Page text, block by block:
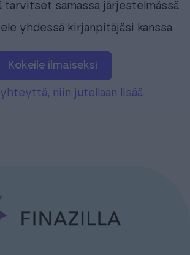
tarvitset samassa järjestelmässä
yhdessä kirjanpitäjäsi kanssa
Kokeile ilmaiseksi
yhteyttä, niin jutellaan lisää